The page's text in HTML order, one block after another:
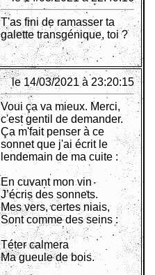
T'as fini de ramasser ta
galette transgénique, toi ?
le 14/03/2021 à 23:20:15
Voui ça va mieux. Merci,
c'est gentil de demander.
Ça m'fait penser à ce
sonnet que j'ai écrit le
lendemain de ma cuite :
En cuvant mon vin
J’écris des sonnets.
Mes vers, certes niais,
Sont comme des seins :
Téter calmera
Ma gueule de bois.